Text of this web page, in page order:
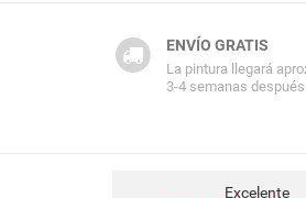
ENVÍO GRATIS
La pintura llegará
3-4 semanas
Excelente